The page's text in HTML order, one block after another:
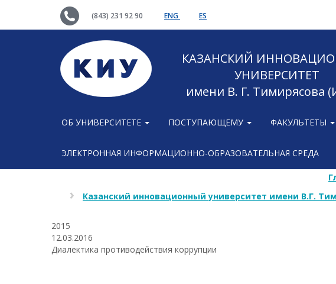
(843) 231 92 90 ENG ES
КАЗАНСКИЙ
УНИВЕРСИТЕТ
имени В. Г. Тимирясова
ОБ УНИВЕРСИТЕТЕ ПОСТУПАЮЩЕМУ ФАКУЛЬТЕТЫ
ЭЛЕКТРОННАЯ ИНФОРМАЦИОННО-ОБРАЗОВАТЕЛЬНАЯ СРЕДА
Казанский инновационный университет имени В.Г.
2015
12.03.2016
Диалектика противодействия коррупции